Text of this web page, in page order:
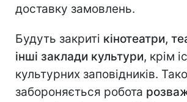
доставку замовлень.
Будуть закриті кінотеатри,
інші заклади культури, крім
культурних заповідників.
забороняється робота